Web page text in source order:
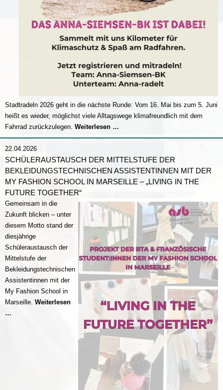
Stadtradeln 2026 geht in die nächste Runde: Vom 16. Mai bis zum 5. Juni
heißt es wieder, möglichst viele Alltagswege klimafreundlich mit dem
Fahrrad zurückzulegen. Weiterlesen …
2026
22.04.2026
SCHÜLERAUSTAUSCH DER MITTELSTUFE DER
BEKLEIDUNGSTECHNISCHEN ASSISTENTINNEN MIT DER
MY FASHION SCHOOL IN MARSEILLE – „LIVING IN THE
FUTURE TOGETHER“
Gemeinsam in die
Zukunft blicken – unter
diesem Motto stand der
diesjährige
Schüleraustausch der
Mittelstufe der
Bekleidungstechnischen
Assistentinnen mit der
My Fashion School in
Marseille. Weiterlesen
…